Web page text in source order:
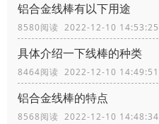
铝合金线棒有以下用途
8580阅读 2022-12-10 14:53:25
具体介绍一下线棒的种类
8464阅读 2022-12-10 14:49:51
铝合金线棒的特点
8568阅读 2022-12-10 14:48:34